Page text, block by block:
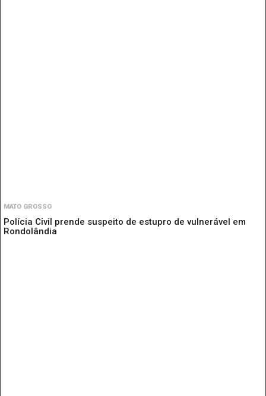
MATO GROSSO
Polícia Civil prende suspeito de estupro de vulnerável em
Rondolândia